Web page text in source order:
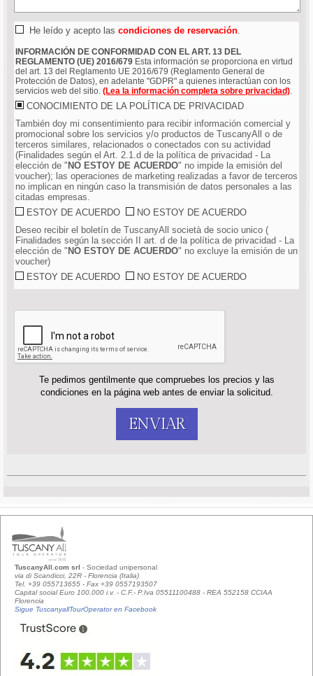
He leído y acepto las condiciones de reservación
INFORMACIÓN DE CONFORMIDAD CON EL ART. 13 DEL
REGLAMENTO (UE) 2016/679 Esta información se proporciona en virtud
del art. 13 del Reglamento UE 2016/679 (Reglamento General de
Protección de Datos), en adelante "GDPR" a quienes interactúan con los
servicios web del sitio. (Lea la información completa sobre privacidad)
CONOCIMIENTO DE LA POLÍTICA DE PRIVACIDAD
También doy mi consentimiento para recibir información comercial y
promocional sobre los servicios y/o productos de TuscanyAll o de
terceros similares, relacionados o conectados con su actividad
(Finalidades según el Art. 2.1.d de la política de privacidad - La
elección de "NO ESTOY DE ACUERDO" no impide la emisión del
voucher); las operaciones de marketing realizadas a favor de terceros
no implican en ningún caso la transmisión de datos personales a las
citadas empresas.
ESTOY DE ACUERDO
NO ESTOY DE ACUERDO
Deseo recibir el boletín de TuscanyAll società de socio unico (
Finalidades según la sección II art. d de la política de privacidad - La
elección de "NO ESTOY DE ACUERDO" no excluye la emisión de un
voucher)
ESTOY DE ACUERDO
NO ESTOY DE ACUERDO
Te pedimos gentilmente que compruebes los precios y las
condiciones en la página web antes de enviar la solicitud.
ENVIAR
TuscanyAll.com srl - Sociedad unipersonal
via di Scandicci, 22R - Florencia (Italia)
Tel. +39 055713655 - Fax +39 0557193507
Capital social Euro 100.000 i.v. - C.F.- P.Iva 05511100488 - REA 552158 CCIAA
Florencia
Sigue TuscanyallTourOperator en Facebook